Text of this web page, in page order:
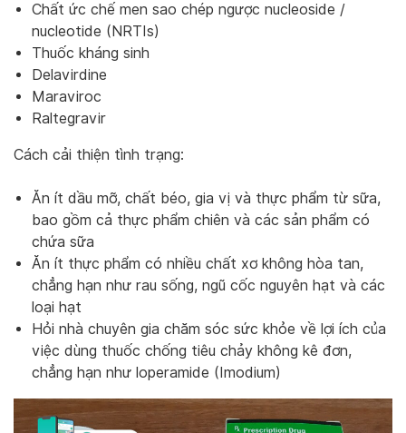
Chất ức chế men sao chép ngược nucleoside /
nucleotide (NRTIs)
Thuốc kháng sinh
Delavirdine
Maraviroc
Raltegravir
Cách cải thiện tình trạng:
Ăn ít dầu mỡ, chất béo, gia vị và thực phẩm từ sữa,
bao gồm cả thực phẩm chiên và các sản phẩm có
chứa sữa
Ăn ít thực phẩm có nhiều chất xơ không hòa tan,
chẳng hạn như rau sống, ngũ cốc nguyên hạt và các
loại hạt
Hỏi nhà chuyên gia chăm sóc sức khỏe về lợi ích của
việc dùng thuốc chống tiêu chảy không kê đơn,
chẳng hạn như loperamide (Imodium)